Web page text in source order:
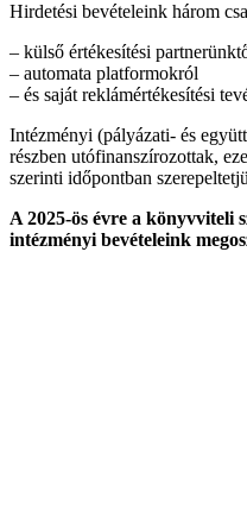
Hirdetési bevételeink három
– külső értékesítési
– automata platformokról
– és saját reklámértékesítési
Intézményi (pályázati- és
részben utófinanszírozottak,
szerinti időpontban
A 2025-ös évre a könyvviteli
intézményi bevételeink